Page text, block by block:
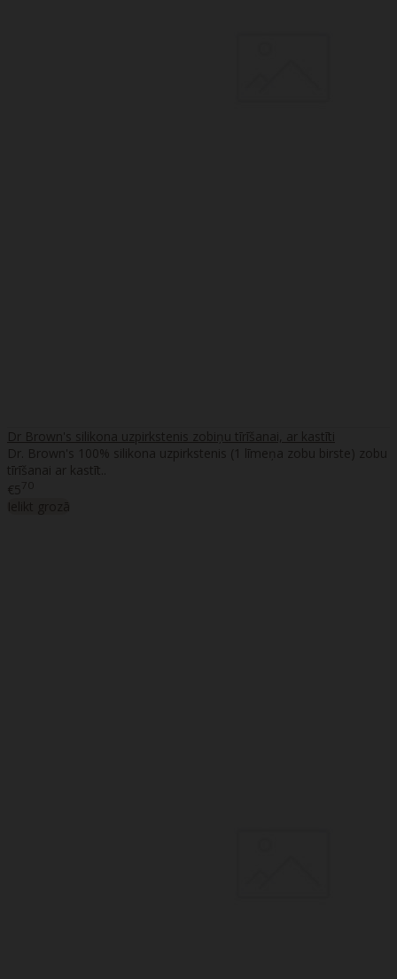
Dr Brown's silikona uzpirkstenis zobiņu tīrīšanai, ar kastīti
Dr. Brown's 100% silikona uzpirkstenis (1 līmeņa zobu birste) zobu
tīrīšanai ar kastīt..
€5 70
Ielikt grozā